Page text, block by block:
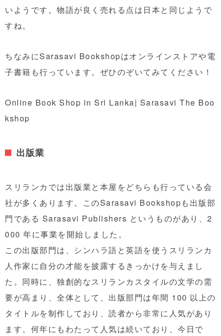
いようです。物語が良く売れる点は日本と同じようで
すね。
ちなみにSarasavi Bookshopはオンラインストアや電
子書籍も行っています。ぜひのぞいてみてください！
Online Book Shop in Sri Lanka| Sarasavi The Boo
kshop
出版業
スリランカでは出版業と本屋をどちらも行っている会
社が多くあります。このSarasavi Bookshopも出版部
門である Sarasavi Publishers というものがあり、2
000 年に事業を開始しました。
この出版部門は、シンハラ語と英語を使うスリランカ
人作家に自分の才能を披露するきっかけを与えまし
た。同時に、独創的なスリランカスタイルの文学の需
要が高まり、全体として、出版部門は年間 100 以上の
タイトルを制作しており、読者から非常に人気があり
ます。何年にもわたって人気は続いており、今日で